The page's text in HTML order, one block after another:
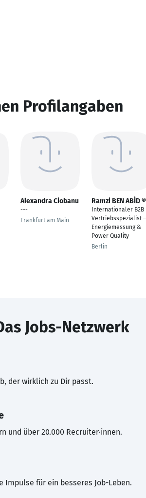
Profilangaben
Alexandra Ciobanu
---
Frankfurt am Main
Ramzi BEN ABİD ®
Internationaler B2B
Vertriebsspezialist –
Energiemessung &
Power Quality
Berlin
Jobs-Netzwerk
der wirklich zu Dir passt.
und über 20.000 Recruiter·innen.
Impulse für ein besseres Job-Leben.